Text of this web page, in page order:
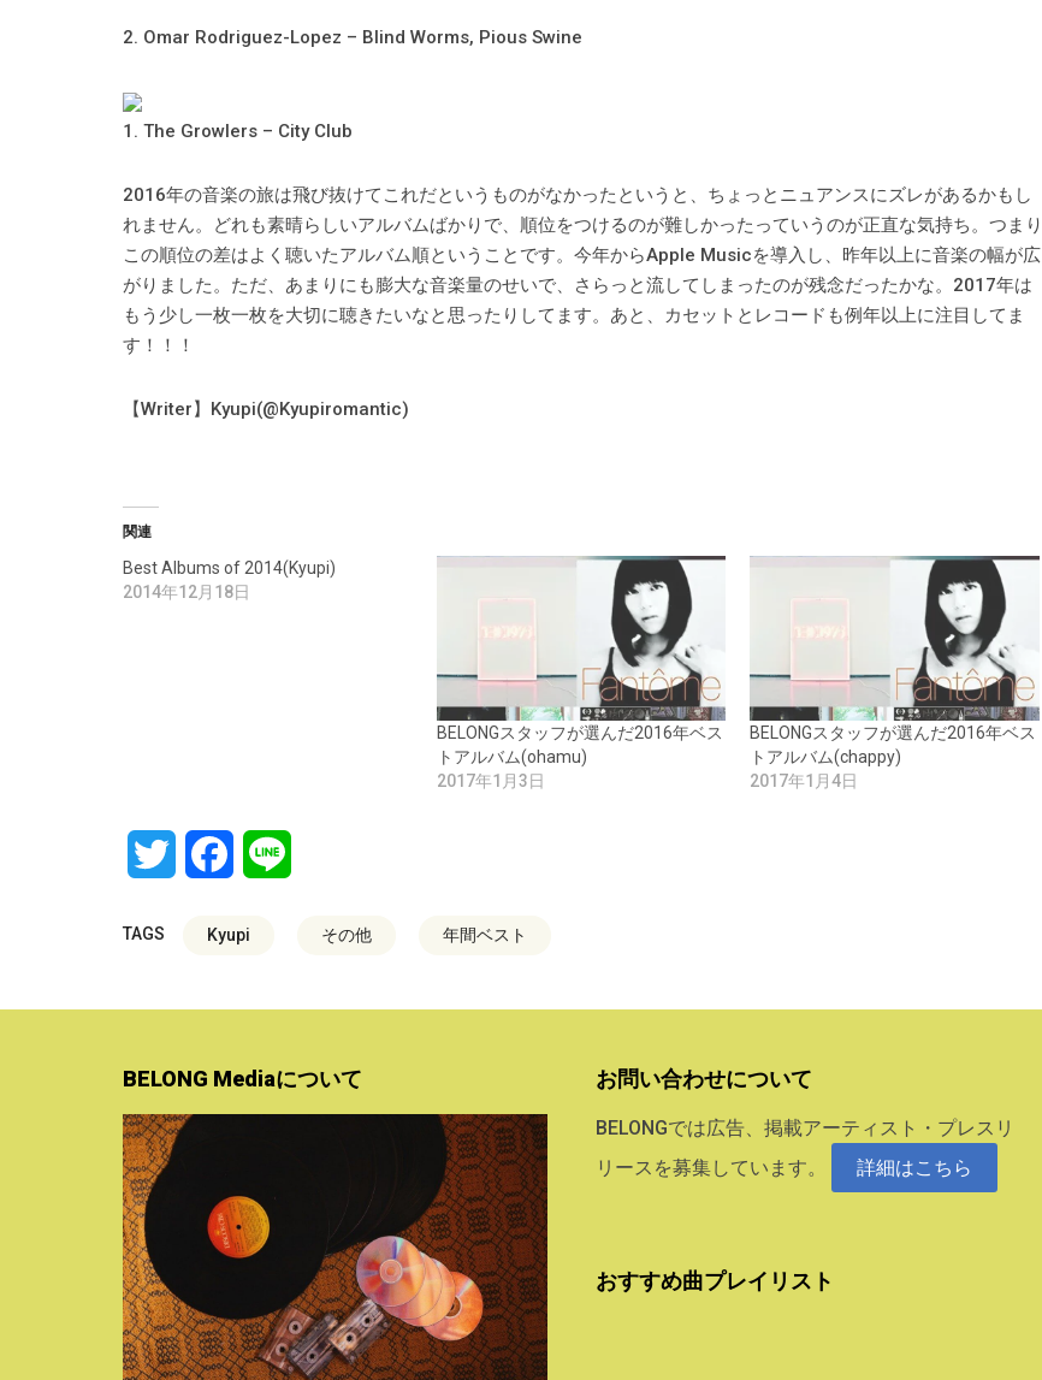
2. Omar Rodriguez-Lopez – Blind Worms, Pious Swine
1. The Growlers – City Club
2016年の音楽の旅は飛び抜けてこれだというものがなかったというと、ちょっとニュアンスにズレがあるかもし
れません。どれも素晴らしいアルバムばかりで、順位をつけるのが難しかったっていうのが正直な気持ち。つまり
この順位の差はよく聴いたアルバム順ということです。今年からApple Musicを導入し、昨年以上に音楽の幅が広
がりました。ただ、あまりにも膨大な音楽量のせいで、さらっと流してしまったのが残念だったかな。2017年は
もう少し一枚一枚を大切に聴きたいなと思ったりしてます。あと、カセットとレコードも例年以上に注目してま
す！！！
【Writer】Kyupi(@Kyupiromantic)
関連
Best Albums of 2014(Kyupi)
2014年12月18日
BELONGスタッフが選んだ2016年ベス
トアルバム(ohamu)
2017年1月3日
BELONGスタッフが選んだ2016年ベス
トアルバム(chappy)
2017年1月4日
Twitter Facebook
TAGS Kyupi その他 年間ベスト
BELONG Mediaについて お問い合わせについて
BELONGでは広告、掲載アーティスト・プレスリ
リースを募集しています。
詳細はこちら
おすすめ曲プレイリスト